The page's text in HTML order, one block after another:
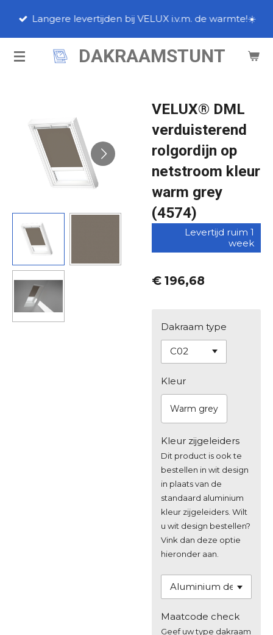
de
DAKRAAMSTUNT
Langere levertijden bij VELUX i.v.m. de warmte!☀️
VELUX® DML
verduisterend
rolgordijn op
netstroom kleur
warm grey
(4574)
Levertijd ruim 1
week
€ 196,68
Dakraam type
Kleur
Warm grey
Kleur zijgeleiders
Dit product is ook te
bestellen in wit design
in plaats van de
standaard aluminium
kleur zijgeleiders. Wilt
u wit design bestellen?
Vink dan deze optie
hieronder aan.
Maatcode check
Geef uw type dakraam